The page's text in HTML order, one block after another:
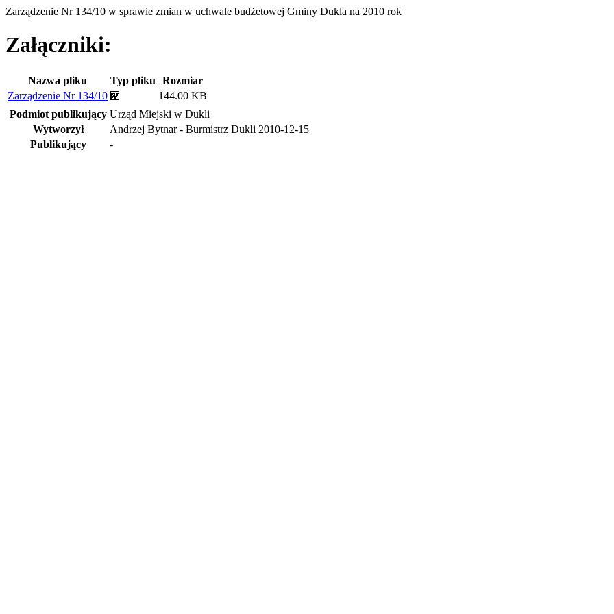
Zarządzenie Nr 134/10 w sprawie zmian w uchwale budżetowej Gminy Dukla na 2010 rok
Załączniki:
Nazwa pliku Typ pliku
Rozmiar
Zarządzenie Nr 134/10
144.00 KB
Podmiot publikujący Urząd Miejski w Dukli
Wytworzył
Andrzej Bytnar - Burmistrz Dukli 2010-12-15
Publikujący
-